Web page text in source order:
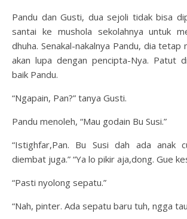
Pandu dan Gusti, dua sejoli tidak bisa
santai ke mushola sekolahnya untuk
dhuha. Senakal-nakalnya Pandu, dia tetap
akan lupa dengan pencipta-Nya. Patut
baik Pandu.
“Ngapain, Pan?” tanya Gusti.
Pandu menoleh, “Mau godain Bu Susi.”
“Istighfar,Pan. Bu Susi dah ada anak
diembat juga.” “Ya lo pikir aja,dong. Gue
“Pasti nyolong sepatu.”
“Nah, pinter. Ada sepatu baru tuh, ngga